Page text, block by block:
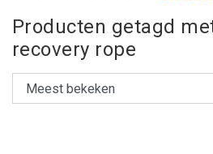
Producten getagd
recovery rope